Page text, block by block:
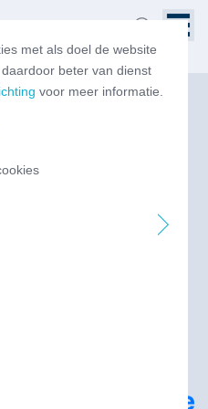
met als doel de website
beter van dienst
voor meer informatie.